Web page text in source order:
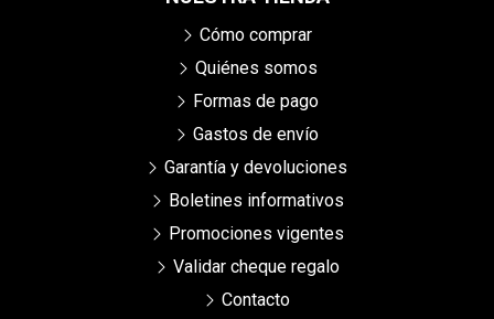
Cómo comprar
Quiénes somos
Formas de pago
Gastos de envío
Garantía y devoluciones
Boletines informativos
Promociones vigentes
Validar cheque regalo
Contacto